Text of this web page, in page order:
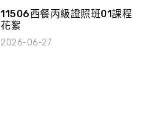
11506西餐丙級證照班01課程
花絮
2026-06-27